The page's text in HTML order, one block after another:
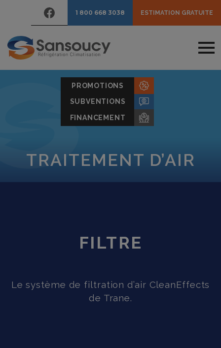
1 800 668 3038 ESTIMATION GRATUITE
PROMOTIONS
SUBVENTIONS
FINANCEMENT
TRAITEMENT D’AIR
FILTRE
Le système de filtration d’air CleanEffects
de Trane.